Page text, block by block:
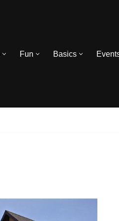
Fun Basics